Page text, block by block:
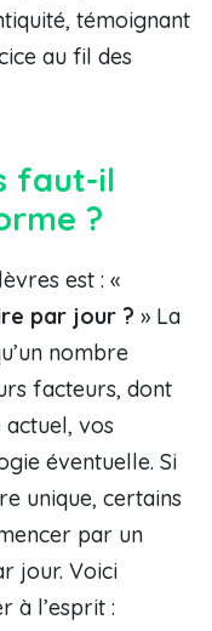
témoignant
au fil des
faut-il
?
est : «
par jour ? » La
nombre
facteurs, dont
vos
éventuelle. Si
unique, certains
par un
jour. Voici
à l’esprit :